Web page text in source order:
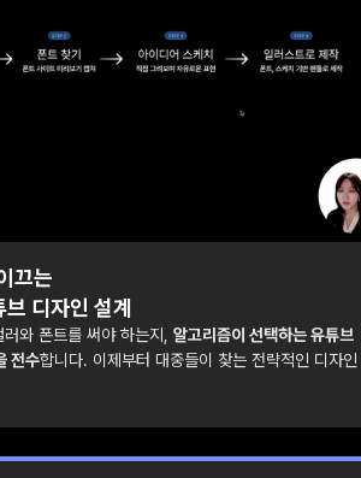
끄는
브 디자인 설계
와 폰트를 써야 하는지, 알고리즘이 선택하는 유튜브
전수합니다. 이제부터 대중들이 찾는 전략적인 디자인